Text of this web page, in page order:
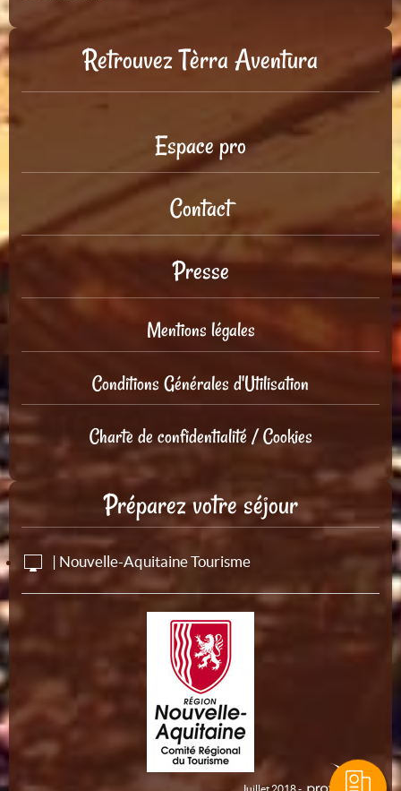
Retrouvez Tèrra Aventura
Espace pro
Contact
Presse
Mentions légales
Conditions Générales d'Utilisation
Charte de confidentialité / Cookies
Préparez votre séjour
| Nouvelle-Aquitaine Tourisme